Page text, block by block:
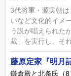
3代将軍・源実朝
いなど文化的イメ
う説が唱えられた
裁」を実行し、そ
藤原定家『明月
鎌倉殿と北条氏（